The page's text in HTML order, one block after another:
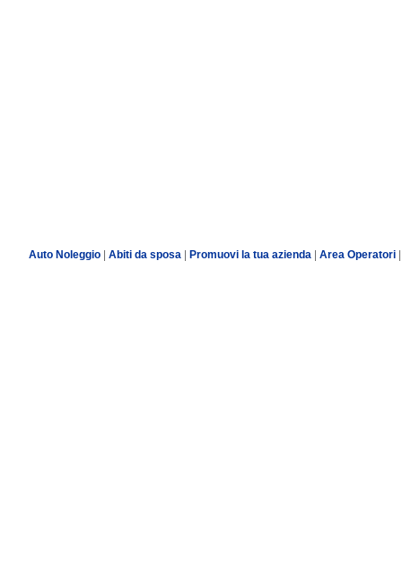
Auto Noleggio| Abiti da sposa| Promuovi la tua azienda Area Operatori